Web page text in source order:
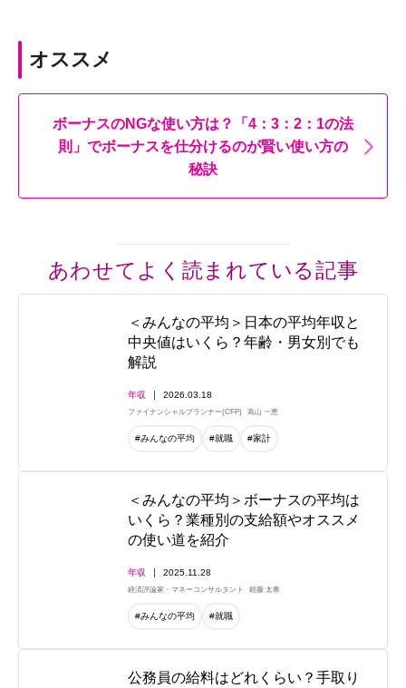
オススメ
ボーナスのNGな使い方は？「4：3：2：1の法
則」でボーナスを仕分けるのが賢い使い方の
秘訣
あわせてよく読まれている記事
＜みんなの平均＞日本の平均年収と
中央値はいくら？年齢・男女別でも
解説
年収 2026.03.18
ファイナンシャルプランナー(CFP) 高山 一恵
#みんなの平均 #就職 #家計
＜みんなの平均＞ボーナスの平均は
いくら？業種別の支給額やオススメ
の使い道を紹介
年収 2025.11.28
経済評論家・マネーコンサルタント 頼藤 太希
#みんなの平均 #就職
公務員の給料はどれくらい？手取り